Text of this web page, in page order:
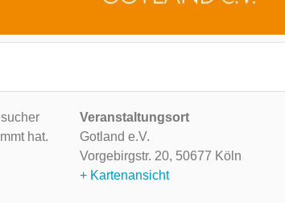
hat.
Veranstaltungsort
Gotland e.V.
Vorgebirgstr. 20, 50677 Köln
+ Kartenansicht